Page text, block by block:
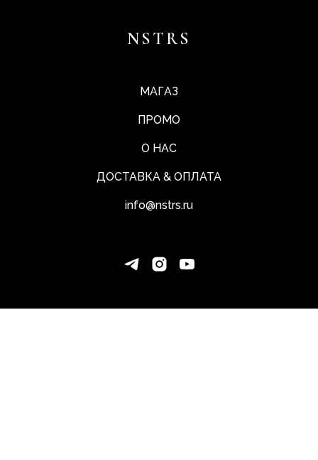
NSTRS
МАГАЗ
ПРОМО
О НАС
ДОСТАВКА & ОПЛАТА
info@nstrs.ru